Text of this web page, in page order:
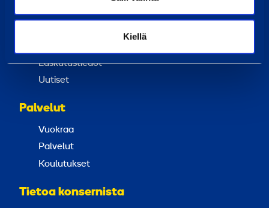
Kiellä
Tietoa meistä
Laskutustiedot
Uutiset
Palvelut
Vuokraa
Palvelut
Koulutukset
Tietoa konsernista